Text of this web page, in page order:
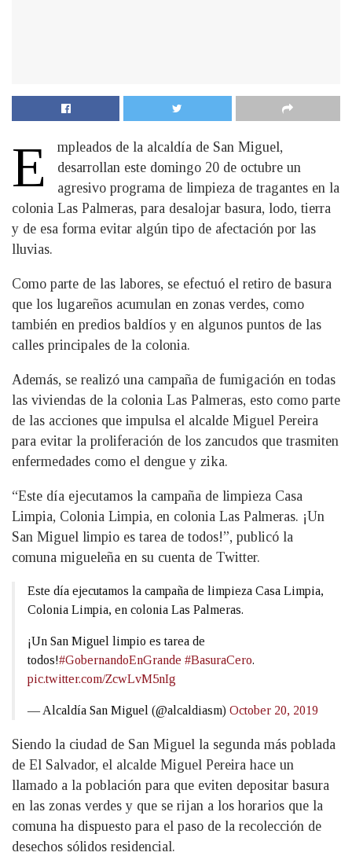
E
mpleados de la alcaldía de San Miguel,
desarrollan este domingo 20 de octubre un
agresivo programa de limpieza de tragantes en la
colonia Las Palmeras, para desalojar basura, lodo, tierra
y de esa forma evitar algún tipo de afectación por las
lluvias.
Como parte de las labores, se efectuó el retiro de basura
que los lugareños acumulan en zonas verdes, como
también en predios baldíos y en algunos puntos de las
calles principales de la colonia.
Además, se realizó una campaña de fumigación en todas
las viviendas de la colonia Las Palmeras, esto como parte
de las acciones que impulsa el alcalde Miguel Pereira
para evitar la proliferación de los zancudos que trasmiten
enfermedades como el dengue y zika.
“Este día ejecutamos la campaña de limpieza Casa
Limpia, Colonia Limpia, en colonia Las Palmeras. ¡Un
San Miguel limpio es tarea de todos!”, publicó la
comuna migueleña en su cuenta de Twitter.
Este día ejecutamos la campaña de limpieza Casa Limpia,
Colonia Limpia, en colonia Las Palmeras.
¡Un San Miguel limpio es tarea de
todos!#GobernandoEnGrande #BasuraCero.
pic.twitter.com/ZcwLvM5nIg
— Alcaldía San Miguel (@alcaldiasm) October 20, 2019
Siendo la ciudad de San Miguel la segunda más poblada
de El Salvador, el alcalde Miguel Pereira hace un
llamado a la población para que eviten depositar basura
en las zonas verdes y que se rijan a los horarios que la
comuna ha dispuesto para el paso de la recolección de
desechos sólidos residencial.